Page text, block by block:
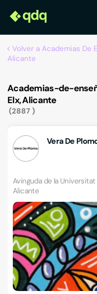
Volver a Academias De
Alicante
Academias-de-
Elx, Alicante
2887
Vera De
Avinguda de la Universitat
Alicante